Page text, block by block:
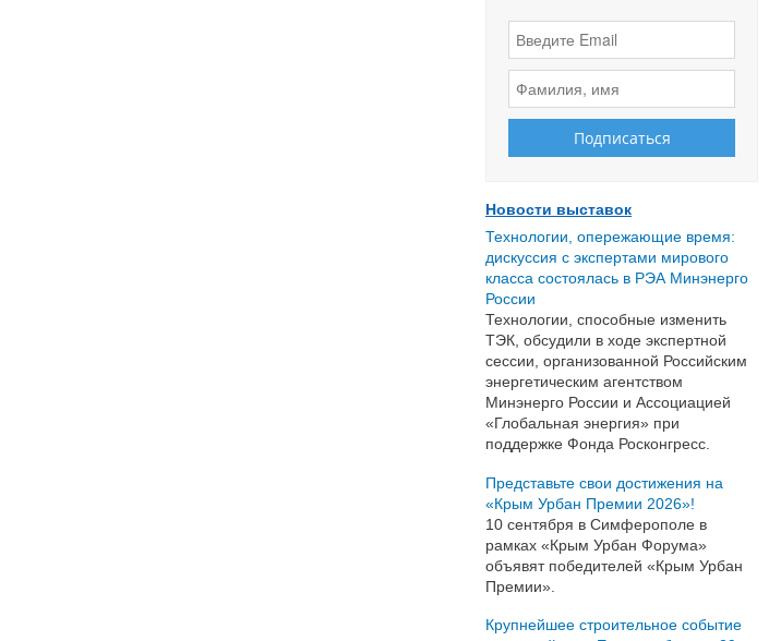
Новости выставок
Технологии, опережающие время:
дискуссия с экспертами мирового
класса состоялась в РЭА Минэнерго
России
Технологии, способные изменить
ТЭК, обсудили в ходе экспертной
сессии, организованной Российским
энергетическим агентством
Минэнерго России и Ассоциацией
«Глобальная энергия» при
поддержке Фонда Росконгресс.
Представьте свои достижения на
«Крым Урбан Премии 2026»!
10 сентября в Симферополе в
рамках «Крым Урбан Форума»
объявят победителей «Крым Урбан
Премии».
Крупнейшее строительное событие